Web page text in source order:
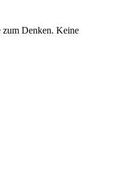
zum Denken. Keine